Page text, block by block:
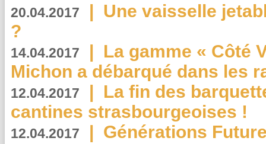
20.04.2017 | Une vaisselle
?
14.04.2017 | La gamme « Côté
Michon a débarqué dans les
12.04.2017 | La fin des
cantines strasbourgeoises !
12.04.2017 | Générations